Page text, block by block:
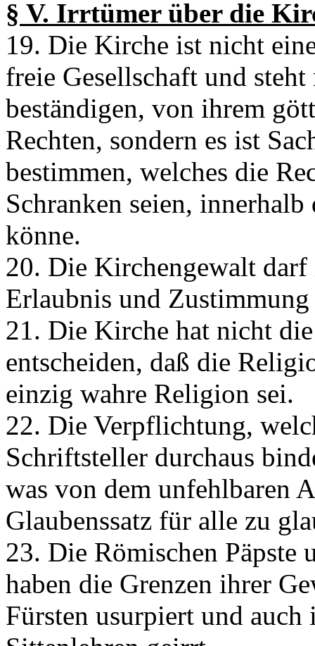
§ V. Irrtümer über die
19. Die Kirche ist nicht
freie Gesellschaft und
beständigen, von ihrem
Rechten, sondern es ist
bestimmen, welches die
Schranken seien, innerhalb
könne.
20. Die Kirchengewalt
Erlaubnis und Zustimmung
21. Die Kirche hat nicht
entscheiden, daß die
einzig wahre Religion sei.
22. Die Verpflichtung,
Schriftsteller durchaus
was von dem unfehlbaren
Glaubenssatz für alle zu
23. Die Römischen
haben die Grenzen ihrer
Fürsten usurpiert und auch